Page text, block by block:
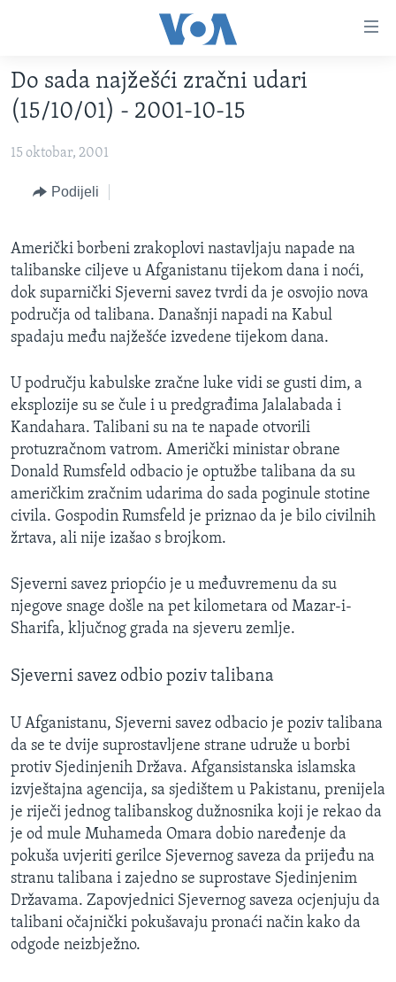
glavni
sadržaj
Pređi
na
navigaciju
na
pretragu
TV PROGRAM
VIDEO
FOTOGRAFIJE DANA
VIJESTI
BOSNA I HERCEGOVINA
SPECIJALNI PROJEKTI
KORUPCIJA
SLOBODA MEDIJA
ŽENSKA STRANA
IZBJEGLIČKA STRANA
MAGAZIN
O GLASU AMERIKE
Learning English
PRATITE NAS
Jezici
Do sada najžešći zračni udari
(15/10/01) - 2001-10-15
15 oktobar, 2001
Podijeli
Američki borbeni zrakoplovi nastavljaju napade na
talibanske ciljeve u Afganistanu tijekom dana i noći,
dok suparnički Sjeverni savez tvrdi da je osvojio nova
područja od talibana. Današnji napadi na Kabul
spadaju među najžešće izvedene tijekom dana.
U području kabulske zračne luke vidi se gusti dim, a
eksplozije su se čule i u predgrađima Jalalabada i
Kandahara. Talibani su na te napade otvorili
protuzračnom vatrom. Američki ministar obrane
Donald Rumsfeld odbacio je optužbe talibana da su
američkim zračnim udarima do sada poginule stotine
civila. Gospodin Rumsfeld je priznao da je bilo civilnih
žrtava, ali nije izašao s brojkom.
Sjeverni savez priopćio je u međuvremenu da su
njegove snage došle na pet kilometara od Mazar-i-
Sharifa, ključnog grada na sjeveru zemlje.
Sjeverni savez odbio poziv talibana
U Afganistanu, Sjeverni savez odbacio je poziv talibana
da se te dvije suprostavljene strane udruže u borbi
protiv Sjedinjenih Država. Afgansistanska islamska
izvještajna agencija, sa sjedištem u Pakistanu, prenijela
je riječi jednog talibanskog dužnosnika koji je rekao da
je od mule Muhameda Omara dobio naređenje da
pokuša uvjeriti gerilce Sjevernog saveza da prijeđu na
stranu talibana i zajedno se suprostave Sjedinjenim
Državama. Zapovjednici Sjevernog saveza ocjenjuju da
talibani očajnički pokušavaju pronaći način kako da
odgode neizbježno.